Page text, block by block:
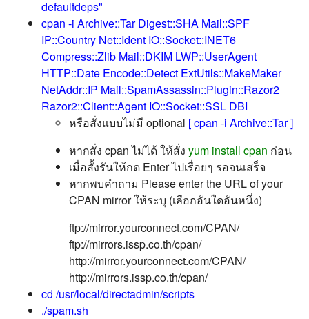
defaultdeps"
cpan -i Archive::Tar Digest::SHA Mail::SPF
IP::Country Net::Ident IO::Socket::INET6
Compress::Zlib Mail::DKIM LWP::UserAgent
HTTP::Date Encode::Detect ExtUtils::MakeMaker
NetAddr::IP Mail::SpamAssassin::Plugin::Razor2
Razor2::Client::Agent IO::Socket::SSL DBI
หรือสั่งแบบไม่มี optional [ cpan -i Archive::Tar ]
หากสั่ง cpan ไม่ได้ ให้สั่ง yum install cpan ก่อน
เมื่อสั้งรันให้กด Enter ไปเรื่อยๆ รอจนเสร็จ
หากพบคำถาม Please enter the URL of your
CPAN mirror ให้ระบุ (เลือกอันใดอันหนึ่ง)
ftp://mirror.yourconnect.com/CPAN/
ftp://mirrors.issp.co.th/cpan/
http://mirror.yourconnect.com/CPAN/
http://mirrors.issp.co.th/cpan/
cd /usr/local/directadmin/scripts
./spam.sh